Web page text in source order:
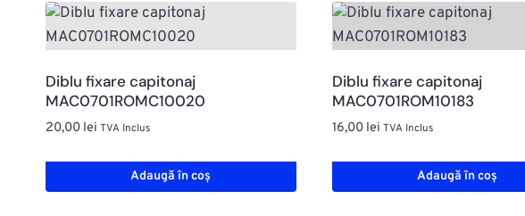
Diblu fixare capitonaj
MAC0701ROMC10020
20,00 lei TVA Inclus
Adaugă în coș
Diblu fixare capitonaj
MAC0701ROM10183
16,00 lei TVA Inclus
Adaugă în coș